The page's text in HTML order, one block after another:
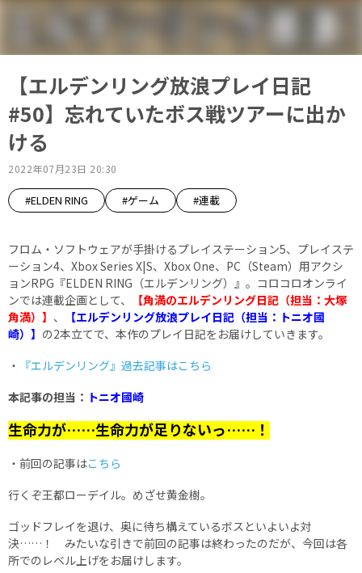
【エルデンリング放浪プレイ日記
#50】忘れていたボス戦ツアーに出か
ける
2022年07月23日 20:30
#ELDEN RING #ゲーム #連載
フロム・ソフトウェアが手掛けるプレイステーション5、プレイステ
ーション4、Xbox Series X|S、Xbox One、PC（Steam）用アクシ
ョンRPG『ELDEN RING（エルデンリング）』。コロコロオンライ
ンでは連載企画として、
【角満のエルデンリング日記（担当：大塚
角満）】 、
【エルデンリング放浪プレイ日記（担当：トニオ國
崎）】 の2本立てで、本作のプレイ日記をお届けしていきます。
・
『エルデンリング』過去記事はこちら
本記事の担当： トニオ國崎
生命力が……生命力が足りないっ……！
・前回の記事はこちら
行くぞ王都ローデイル。めざせ黄金樹。
ゴッドフレイを退け、奥に待ち構えているボスといよいよ対
決……！ みたいな引きで前回の記事は終わったのだが、今回は各
所でのレベル上げをお届けします。